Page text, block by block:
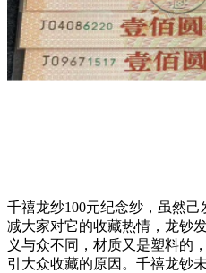
千禧龙纱100元纪念纱，虽然
减大家对它的收藏热情，龙钞
义与众不同，材质又是塑料的
引大众收藏的原因。千禧龙钞